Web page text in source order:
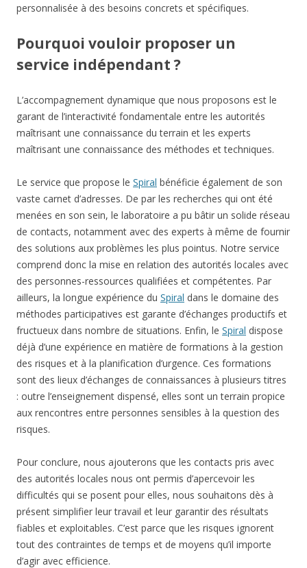
personnalisée à des besoins concrets et spécifiques.
Pourquoi vouloir proposer un
service indépendant ?
L’accompagnement dynamique que nous proposons est le
garant de l’interactivité fondamentale entre les autorités
maîtrisant une connaissance du terrain et les experts
maîtrisant une connaissance des méthodes et techniques.
Le service que propose le Spiral bénéficie également de son
vaste carnet d’adresses. De par les recherches qui ont été
menées en son sein, le laboratoire a pu bâtir un solide réseau
de contacts, notamment avec des experts à même de fournir
des solutions aux problèmes les plus pointus. Notre service
comprend donc la mise en relation des autorités locales avec
des personnes-ressources qualifiées et compétentes. Par
ailleurs, la longue expérience du Spiral dans le domaine des
méthodes participatives est garante d’échanges productifs et
fructueux dans nombre de situations. Enfin, le Spiral dispose
déjà d’une expérience en matière de formations à la gestion
des risques et à la planification d’urgence. Ces formations
sont des lieux d’échanges de connaissances à plusieurs titres
: outre l’enseignement dispensé, elles sont un terrain propice
aux rencontres entre personnes sensibles à la question des
risques.
Pour conclure, nous ajouterons que les contacts pris avec
des autorités locales nous ont permis d’apercevoir les
difficultés qui se posent pour elles, nous souhaitons dès à
présent simplifier leur travail et leur garantir des résultats
fiables et exploitables. C’est parce que les risques ignorent
tout des contraintes de temps et de moyens qu’il importe
d’agir avec efficience.